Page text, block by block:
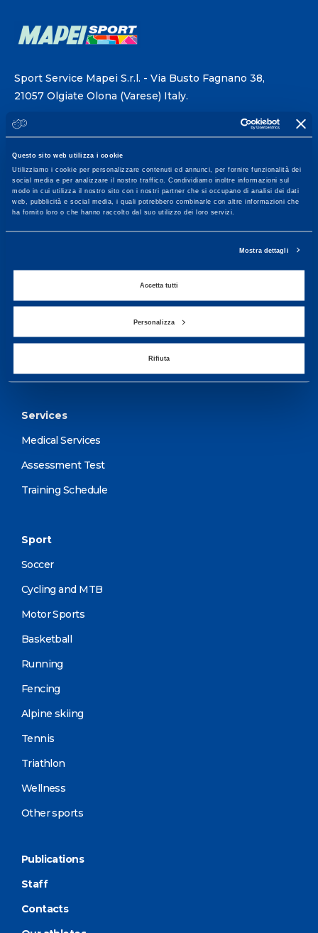
Questo sito web utilizza i cookie
Utilizziamo i cookie per personalizzare contenuti ed annunci, per fornire funzionalità dei
social media e per analizzare il nostro traffico. Condividiamo inoltre informazioni sul
modo in cui utilizza il nostro sito con i nostri partner che si occupano di analisi dei dati
web, pubblicità e social media, i quali potrebbero combinarle con altre informazioni che
ha fornito loro o che hanno raccolto dal suo utilizzo dei loro servizi.
Mostra dettagli
Accetta tutti
Personalizza
Rifiuta
Sport Service Mapei S.r.l. - Via Busto Fagnano 38,
21057 Olgiate Olona (Varese) Italy.
To book a visit or for further information call +39
14.30-17.30.
RECEPTION OPENING HOURS
From Monday to Friday
08.30 - 18.30
Service center for high
performance and well-
being.
More informations
Services
Medical Services
Assessment Test
Training Schedule
Sport
Soccer
Cycling and MTB
Motor Sports
Basketball
Running
Fencing
Alpine skiing
Tennis
Triathlon
Wellness
Other sports
Publications
Staff
Contacts